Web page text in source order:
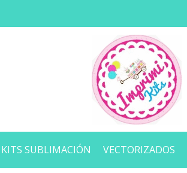
KITS SUBLIMACIÓN VECTORIZADOS